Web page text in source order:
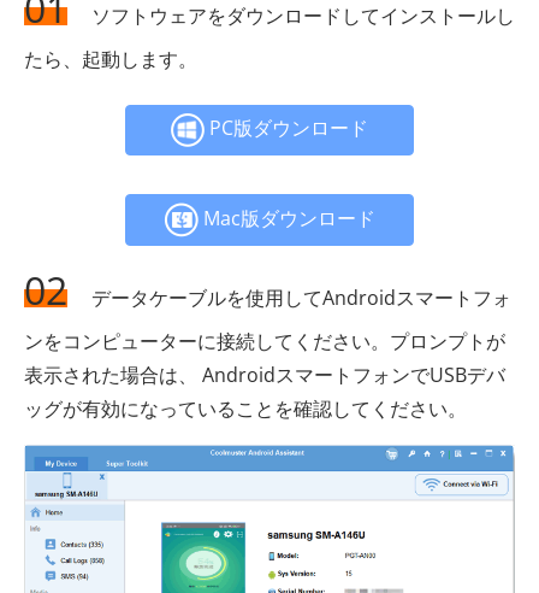
ソフトウェアをダウンロードしてインストールし
たら、起動します。
PC版ダウンロード
Mac版ダウンロード
02
データケーブルを使用してAndroidスマートフォ
ンをコンピューターに接続してください。プロンプトが
表示された場合は、 AndroidスマートフォンでUSBデバ
ッグが有効になっていることを確認してください。